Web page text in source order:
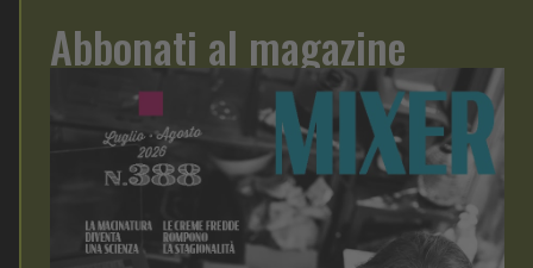
Abbonati al magazine